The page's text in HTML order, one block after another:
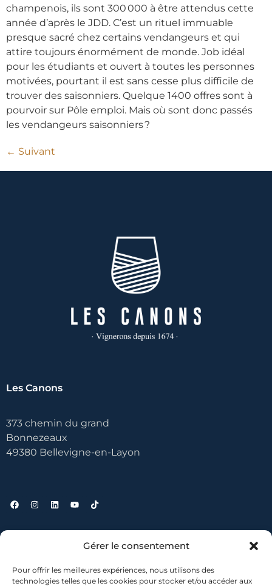
Gérer le consentement
Pour offrir les meilleures expériences, nous utilisons des
technologies telles que les cookies pour stocker et/ou accéder aux
champenois, ils sont 300 000 à être attendus cette
année d’après le JDD. C’est un rituel immuable
presque sacré chez certains vendangeurs et qui
attire toujours énormément de monde. Job idéal
pour les étudiants et ouvert à toutes les personnes
motivées, pourtant il est sans cesse plus difficile de
trouver des saisonniers. Quelque 1400 offres sont à
pourvoir sur Pôle emploi. Mais où sont donc passés
les vendangeurs saisonniers ?
← Suivant
Les Canons
373 chemin du grand
Bonnezeaux
49380 Bellevigne-en-Layon
Contact